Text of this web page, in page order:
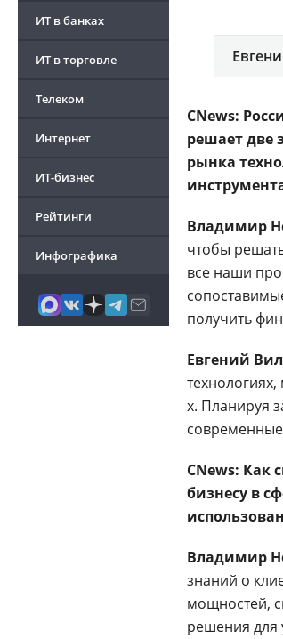
ИТ в банках
ИТ в торговле
Телеком
Интернет
ИТ-бизнес
Рейтинги
Инфографика
CNews:
решает две
рынка
Владимир
чтобы
все наши
получить
Евгений
х. Планируя
CNews: Как
бизнесу в
Владимир
знаний о
мощностей,
решения для